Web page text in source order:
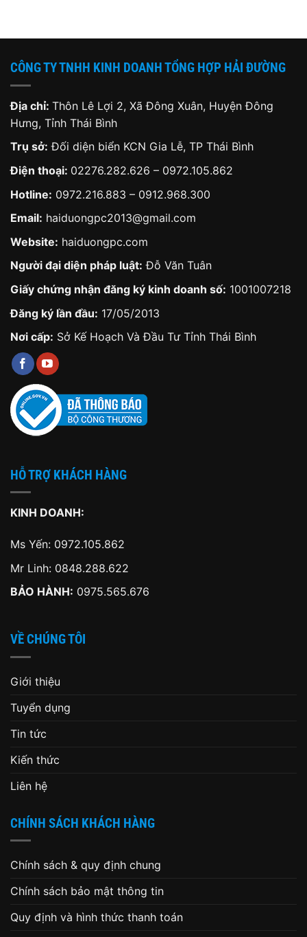
CÔNG TY TNHH KINH DOANH TỔNG HỢP HẢI ĐƯỜNG
Địa chỉ: Thôn Lê Lợi 2, Xã Đông Xuân, Huyện Đông
Hưng, Tỉnh Thái Bình
Trụ sở: Đối diện biển KCN Gia Lễ, TP Thái Bình
Điện thoại: 02276.282.626 – 0972.105.862
Hotline: 0972.216.883 – 0912.968.300
Email: haiduongpc2013@gmail.com
Website: haiduongpc.com
Người đại diện pháp luật: Đỗ Văn Tuân
Giấy chứng nhận đăng ký kinh doanh số: 1001007218
Đăng ký lần đầu: 17/05/2013
Nơi cấp: Sở Kế Hoạch Và Đầu Tư Tỉnh Thái Bình
HỖ TRỢ KHÁCH HÀNG
KINH DOANH:
Ms Yến: 0972.105.862
Mr Linh: 0848.288.622
BẢO HÀNH: 0975.565.676
VỀ CHÚNG TÔI
Giới thiệu
Tuyển dụng
Tin tức
Kiến thức
Liên hệ
CHÍNH SÁCH KHÁCH HÀNG
Chính sách & quy định chung
Chính sách bảo mật thông tin
Quy định và hình thức thanh toán